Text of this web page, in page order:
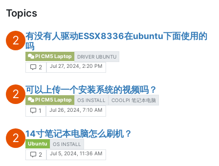
Topics
2
有没有人驱动ESSX8336在ubuntu下面使用的
吗
PI CM5 Laptop DRIVER UBUNTU
2 Jul 27, 2024, 2:20 PM
2 可以上传一个安装系统的视频吗？
PI CM5 Laptop OS INSTALL COOLPI 笔记本电脑
1 Jul 26, 2024, 7:10 AM
2 14寸笔记本电脑怎么刷机？
Ubuntu OS INSTALL
2 Jul 5, 2024, 11:36 AM